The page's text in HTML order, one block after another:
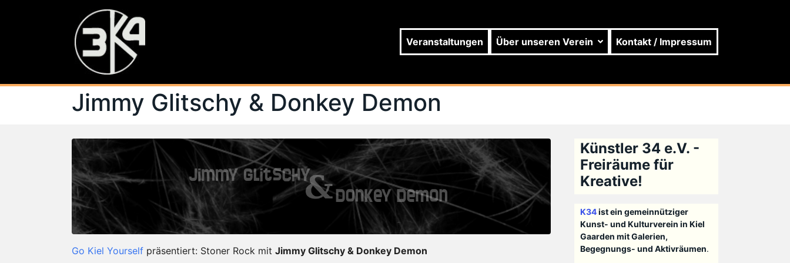
Veranstaltungen Über unseren Verein Kontakt / Impressum
Jimmy Glitschy & Donkey Demon
Go Kiel Yourself präsentiert: Stoner Rock mit Jimmy Glitschy & Donkey Demon
Künstler 34 e.V. -
Freiräume für
Kreative!
K34ist ein gemeinnütziger
Kunst- und Kulturverein in Kiel
Gaarden mit Galerien,
Begegnungs- und Aktivräumen.